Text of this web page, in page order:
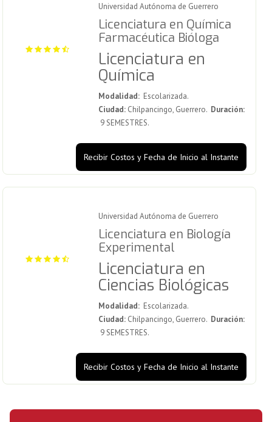
Universidad Autónoma de Guerrero
Licenciatura en Química
Farmacéutica Bióloga
Licenciatura en
Química
Modalidad:Escolarizada.
Ciudad:Chilpancingo, Guerrero. Duración:
9 SEMESTRES.
Recibir Costos y Fecha de Inicio al Instante
Universidad Autónoma de Guerrero
Licenciatura en Biología
Experimental
Licenciatura en
Ciencias Biológicas
Modalidad:Escolarizada.
Ciudad:Chilpancingo, Guerrero. Duración:
9 SEMESTRES.
Recibir Costos y Fecha de Inicio al Instante